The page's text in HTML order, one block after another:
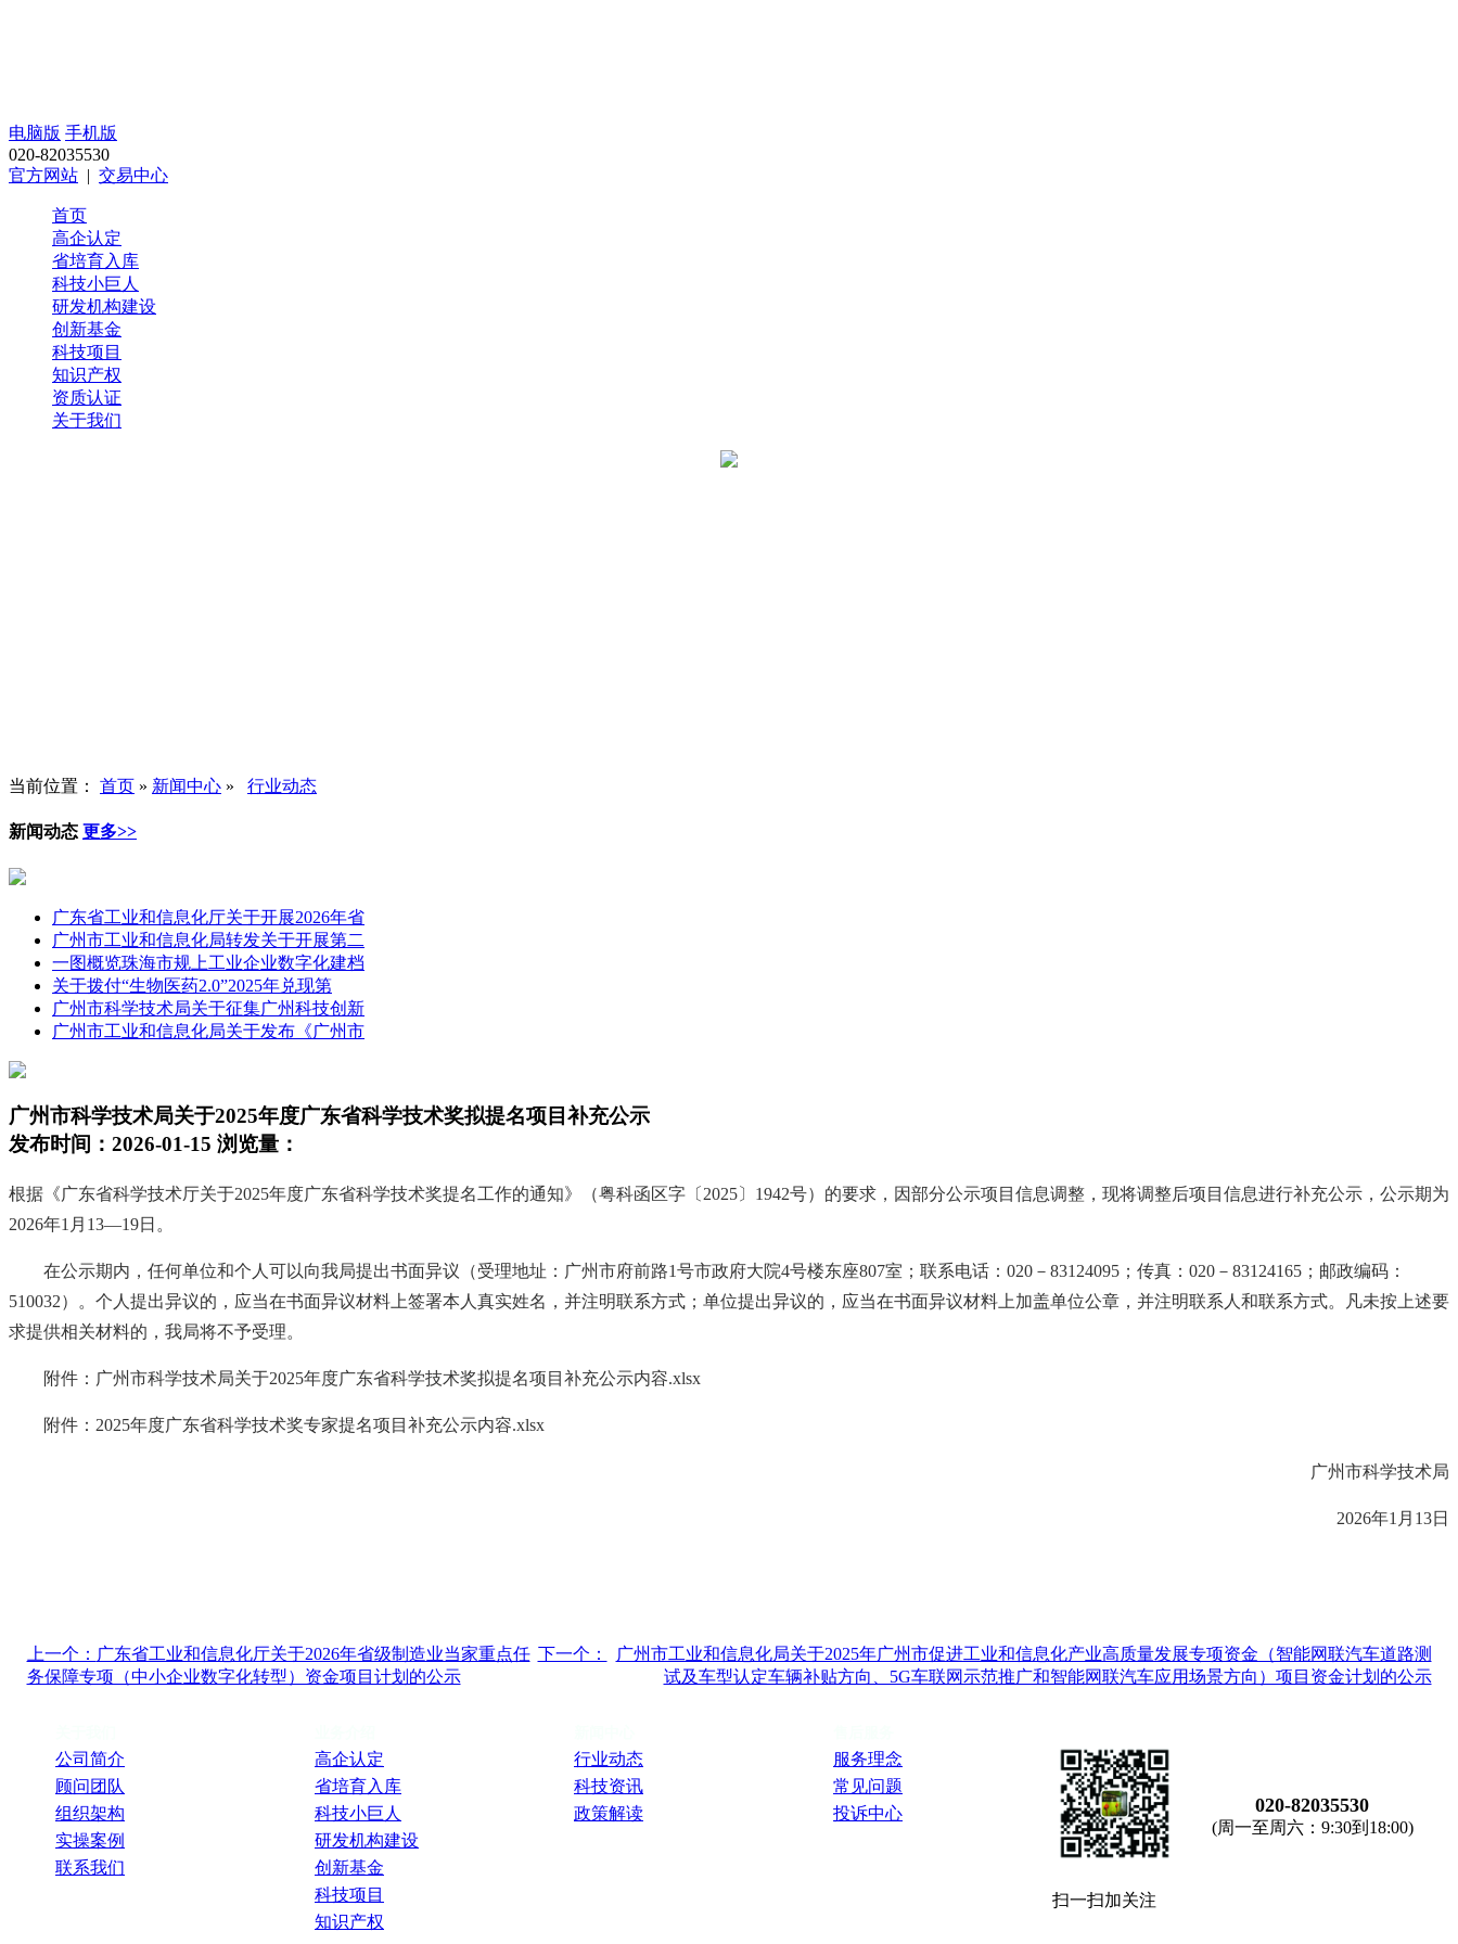
电脑版 手机版
020-82035530
官方网站 | 交易中心
首页
高企认定
省培育入库
科技小巨人
研发机构建设
创新基金
科技项目
知识产权
资质认证
关于我们
当前位置： 首页 » 新闻中心 » 行业动态
新闻动态 更多>>
广东省工业和信息化厅关于开展2026年省
广州市工业和信息化局转发关于开展第二
一图概览珠海市规上工业企业数字化建档
关于拨付“生物医药2.0”2025年兑现第
广州市科学技术局关于征集广州科技创新
广州市工业和信息化局关于发布《广州市
广州市科学技术局关于2025年度广东省科学技术奖拟提名项目补充公示
发布时间：2026-01-15 浏览量：
根据《广东省科学技术厅关于2025年度广东省科学技术奖提名工作的通知》（粤科函区字〔2025〕1942号）的要求，因部分公示项目信息调整，现将调整后项目信息进行补充公示，公示期为
2026年1月13—19日。
在公示期内，任何单位和个人可以向我局提出书面异议（受理地址：广州市府前路1号市政府大院4号楼东座807室；联系电话：020－83124095；传真：020－83124165；邮政编码：
510032）。个人提出异议的，应当在书面异议材料上签署本人真实姓名，并注明联系方式；单位提出异议的，应当在书面异议材料上加盖单位公章，并注明联系人和联系方式。凡未按上述要
求提供相关材料的，我局将不予受理。
附件：广州市科学技术局关于2025年度广东省科学技术奖拟提名项目补充公示内容.xlsx
附件：2025年度广东省科学技术奖专家提名项目补充公示内容.xlsx
广州市科学技术局
2026年1月13日
上一个： 广东省工业和信息化厅关于2026年省级制造业当家重点任
务保障专项（中小企业数字化转型）资金项目计划的公示
下一个：
广州市工业和信息化局关于2025年广州市促进工业和信息化产业高质量发展专项资金（智能网联汽车道路测
试及车型认定车辆补贴方向、5G车联网示范推广和智能网联汽车应用场景方向）项目资金计划的公示
公司简介
顾问团队
组织架构
实操案例
联系我们
高企认定
省培育入库
科技小巨人
研发机构建设
创新基金
科技项目
知识产权
行业动态
科技资讯
政策解读
服务理念
常见问题
投诉中心
扫一扫加关注
020-82035530
(周一至周六：9:30到18:00)